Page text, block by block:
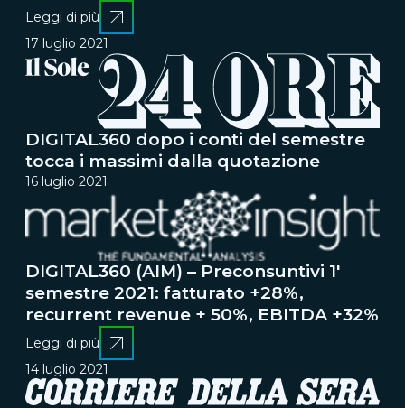
Leggi di più
17 luglio 2021
DIGITAL360 dopo i conti del semestre
tocca i massimi dalla quotazione
16 luglio 2021
DIGITAL360 (AIM) – Preconsuntivi 1'
semestre 2021: fatturato +28%,
recurrent revenue + 50%, EBITDA +32%
Leggi di più
14 luglio 2021